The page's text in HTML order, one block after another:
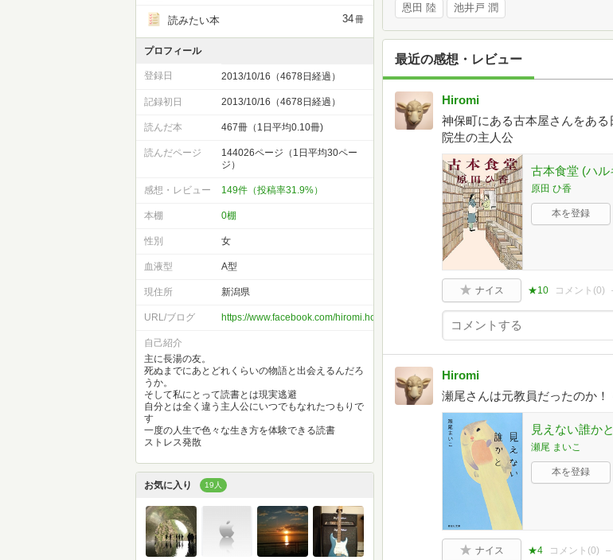
恩田 陸 池井戸 潤
最近の感想・レビュー
Hiromi
神保町にある古本屋さんをある
院生の主人公
古本食堂 (ハル
原田 ひ香
本を登録
ナイス ★10 コメント(0)
Hiromi
瀬尾さんは元教員だったのか！
見えない誰か
瀬尾 まいこ
本を登録
ナイス ★4 コメント(0)
読みたい本 34冊
プロフィール
登録日 2013/10/16（4678日経過）
記録初日 2013/10/16（4678日経過）
読んだ本 467冊（1日平均0.10冊)
読んだページ
144026ページ（1日平均30ペー
ジ）
感想・レビュー 149件（投稿率31.9%）
本棚 0棚
性別 女
血液型 A型
現住所 新潟県
URL/ブログ https://www.facebook.com/hiromi.honma.7
自己紹介
主に長湯の友。
死ぬまでにあとどれくらいの物語と出会えるんだろ
うか。
そして私にとって読書とは現実逃避
自分とは全く違う主人公にいつでもなれたつもりで
す
一度の人生で色々な生き方を体験できる読書
ストレス発散
お気に入り 19人